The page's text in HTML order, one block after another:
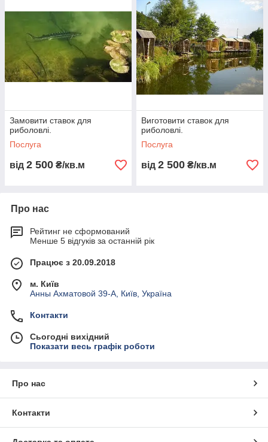
Замовити ставок для
риболовлі.
Послуга
від 2 500 ₴/кв.м
Виготовити ставок для
риболовлі.
Послуга
від 2 500 ₴/кв.м
Про нас
Рейтинг не сформований
Менше 5 відгуків за останній рік
Працює з 20.09.2018
м. Київ
Анны Ахматовой 39-А, Київ, Україна
Контакти
Сьогодні вихідний
Показати весь графік роботи
Про нас
Контакти